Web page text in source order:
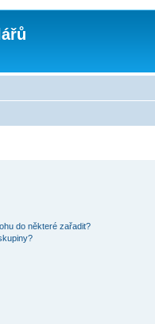
do některé zařadit?